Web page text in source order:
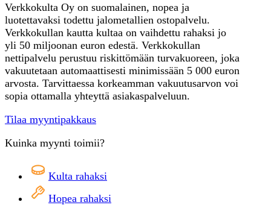
Verkkokulta Oy on suomalainen, nopea ja
luotettavaksi todettu jalometallien ostopalvelu.
Verkkokullan kautta kultaa on vaihdettu rahaksi jo
yli 50 miljoonan euron edestä. Verkkokullan
nettipalvelu perustuu riskittömään turvakuoreen, joka
vakuutetaan automaattisesti minimissään 5 000 euron
arvosta. Tarvittaessa korkeamman vakuutusarvon voi
sopia ottamalla yhteyttä asiakaspalveluun.
Tilaa myyntipakkaus
Kuinka myynti toimii?
Kulta rahaksi
Hopea rahaksi